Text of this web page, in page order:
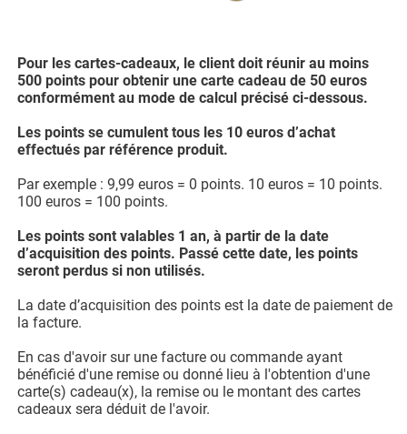
Pour les cartes-cadeaux, le client doit réunir au moins
500 points pour obtenir une carte cadeau de 50 euros
conformément au mode de calcul précisé ci-dessous.
Les points se cumulent tous les 10 euros d’achat
effectués par référence produit.
Par exemple : 9,99 euros = 0 points. 10 euros = 10 points.
100 euros = 100 points.
Les points sont valables 1 an, à partir de la date
d’acquisition des points. Passé cette date, les points
seront perdus si non utilisés.
La date d’acquisition des points est la date de paiement de
la facture.
En cas d'avoir sur une facture ou commande ayant
bénéficié d'une remise ou donné lieu à l'obtention d'une
carte(s) cadeau(x), la remise ou le montant des cartes
cadeaux sera déduit de l'avoir.